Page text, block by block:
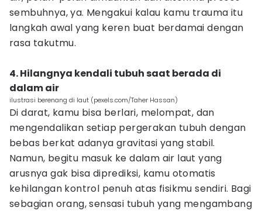
sembuhnya, ya. Mengakui kalau kamu trauma itu
langkah awal yang keren buat berdamai dengan
rasa takutmu.
4. Hilangnya kendali tubuh saat berada di
dalam air
ilustrasi berenang di laut (pexels.com/Taher Hassan)
Di darat, kamu bisa berlari, melompat, dan
mengendalikan setiap pergerakan tubuh dengan
bebas berkat adanya gravitasi yang stabil.
Namun, begitu masuk ke dalam air laut yang
arusnya gak bisa diprediksi, kamu otomatis
kehilangan kontrol penuh atas fisikmu sendiri. Bagi
sebagian orang, sensasi tubuh yang mengambang